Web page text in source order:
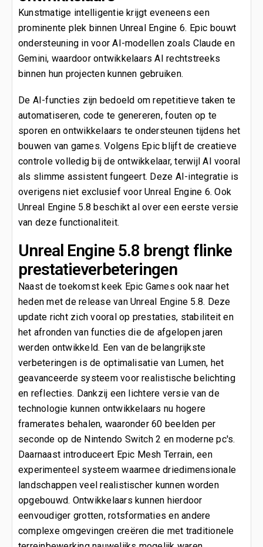
Kunstmatige intelligentie krijgt eveneens een
prominente plek binnen Unreal Engine 6. Epic bouwt
ondersteuning in voor AI-modellen zoals Claude en
Gemini, waardoor ontwikkelaars AI rechtstreeks
binnen hun projecten kunnen gebruiken.
De AI-functies zijn bedoeld om repetitieve taken te
automatiseren, code te genereren, fouten op te
sporen en ontwikkelaars te ondersteunen tijdens het
bouwen van games. Volgens Epic blijft de creatieve
controle volledig bij de ontwikkelaar, terwijl AI vooral
als slimme assistent fungeert. Deze AI-integratie is
overigens niet exclusief voor Unreal Engine 6. Ook
Unreal Engine 5.8 beschikt al over een eerste versie
van deze functionaliteit.
Unreal Engine 5.8 brengt flinke
prestatieverbeteringen
Naast de toekomst keek Epic Games ook naar het
heden met de release van Unreal Engine 5.8. Deze
update richt zich vooral op prestaties, stabiliteit en
het afronden van functies die de afgelopen jaren
werden ontwikkeld. Een van de belangrijkste
verbeteringen is de optimalisatie van Lumen, het
geavanceerde systeem voor realistische belichting
en reflecties. Dankzij een lichtere versie van de
technologie kunnen ontwikkelaars nu hogere
framerates behalen, waaronder 60 beelden per
seconde op de Nintendo Switch 2 en moderne pc's.
Daarnaast introduceert Epic Mesh Terrain, een
experimenteel systeem waarmee driedimensionale
landschappen veel realistischer kunnen worden
opgebouwd. Ontwikkelaars kunnen hierdoor
eenvoudiger grotten, rotsformaties en andere
complexe omgevingen creëren die met traditionele